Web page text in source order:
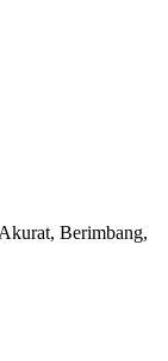
Berimbang,